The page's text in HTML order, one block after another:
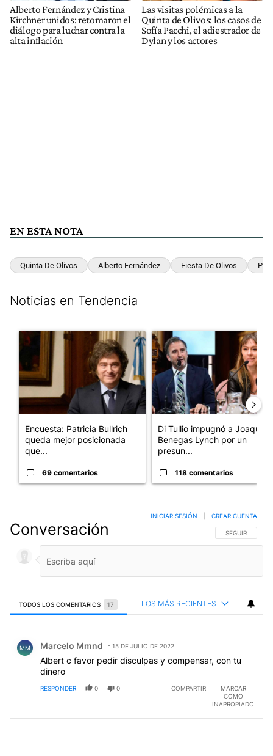
Alberto Fernández y Cristina
Kirchner unidos: retomaron el
diálogo para luchar contra la
alta inflación
Las visitas polémicas a la
Quinta de Olivos: los casos de
Sofía Pacchi, el adiestrador de
Dylan y los actores
EN ESTA NOTA
Quinta De Olivos Alberto Fernández Fiesta De Olivos
Noticias en Tendencia
Un artículo de tendencia con el título "Encuesta: Patricia
Encuesta: Patricia Bullrich
queda mejor posicionada
que...
69 comentarios
Un artículo de tendencia con
Di Tullio impugnó a Joaquín
Benegas Lynch por un
presun...
118 comentarios
Conversación SIGA ESTA
SEGUIR
INICIAR SESIÓN CREAR CUENTA
TODOS LOS COMENTARIOS 17 LOS MÁS RECIENTES
MM Marcelo Mmnd 15 DE JULIO DE 2022
Albert c favor pedir disculpas y compensar, con tu
dinero
RESPONDER 0 0 COMPARTIR
MARCAR
COMO
INAPROPIADO